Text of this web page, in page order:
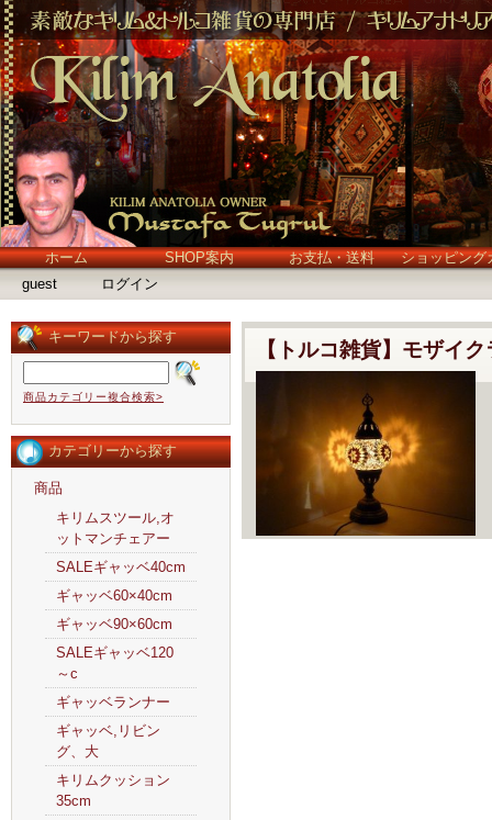
ホーム SHOP案内 お支払・送料
ショッピング
guest
ログイン
キーワードから探す
商品カテゴリー複合検索>
カテゴリーから探す
商品
キリムスツール,オ
ットマンチェアー
SALEギャッベ40cm
ギャッベ60×40cm
ギャッベ90×60cm
SALEギャッベ120
～c
ギャッベランナー
ギャッベ,リビン
グ、大
キリムクッション
35cm
【トルコ雑貨】モザイ